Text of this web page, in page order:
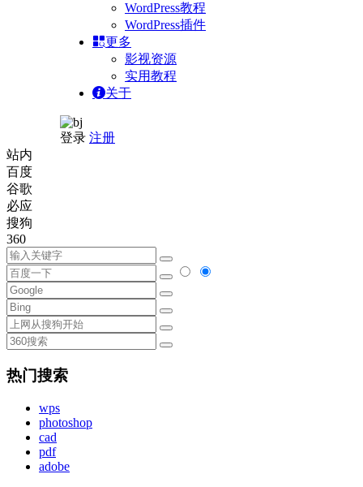
WordPress教程
WordPress插件
更多
影视资源
实用教程
关于
登录 注册
站内
百度
谷歌
必应
搜狗
360
热门搜索
wps
photoshop
cad
pdf
adobe